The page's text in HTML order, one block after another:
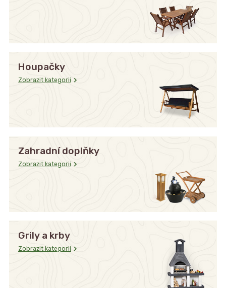
Houpačky
Zobrazit kategorii
Zahradní doplňky
Zobrazit kategorii
Grily a krby
Zobrazit kategorii